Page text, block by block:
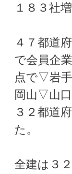
１８３社
４７都道
で会員企
点で▽岩
岡山▽山
３２都道
た。
全建は３